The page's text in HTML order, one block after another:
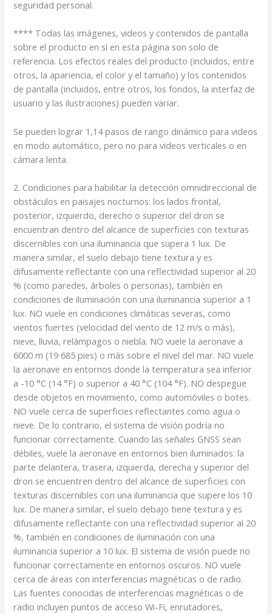
seguridad personal.
**** Todas las imágenes, videos y contenidos de pantalla
sobre el producto en sí en esta página son solo de
referencia. Los efectos reales del producto (incluidos, entre
otros, la apariencia, el color y el tamaño) y los contenidos
de pantalla (incluidos, entre otros, los fondos, la interfaz de
usuario y las ilustraciones) pueden variar.
Se pueden lograr 1,14 pasos de rango dinámico para videos
en modo automático, pero no para videos verticales o en
cámara lenta.
2. Condiciones para habilitar la detección omnidireccional de
obstáculos en paisajes nocturnos: los lados frontal,
posterior, izquierdo, derecho o superior del dron se
encuentran dentro del alcance de superficies con texturas
discernibles con una iluminancia que supera 1 lux. De
manera similar, el suelo debajo tiene textura y es
difusamente reflectante con una reflectividad superior al 20
% (como paredes, árboles o personas), también en
condiciones de iluminación con una iluminancia superior a 1
lux. NO vuele en condiciones climáticas severas, como
vientos fuertes (velocidad del viento de 12 m/s o más),
nieve, lluvia, relámpagos o niebla. NO vuele la aeronave a
6000 m (19 685 pies) o más sobre el nivel del mar. NO vuele
la aeronave en entornos donde la temperatura sea inferior
a -10 °C (14 °F) o superior a 40 °C (104 °F). NO despegue
desde objetos en movimiento, como automóviles o botes.
NO vuele cerca de superficies reflectantes como agua o
nieve. De lo contrario, el sistema de visión podría no
funcionar correctamente. Cuando las señales GNSS sean
débiles, vuele la aeronave en entornos bien iluminados: la
parte delantera, trasera, izquierda, derecha y superior del
dron se encuentren dentro del alcance de superficies con
texturas discernibles con una iluminancia que supere los 10
lux. De manera similar, el suelo debajo tiene textura y es
difusamente reflectante con una reflectividad superior al 20
%, también en condiciones de iluminación con una
iluminancia superior a 10 lux. El sistema de visión puede no
funcionar correctamente en entornos oscuros. NO vuele
cerca de áreas con interferencias magnéticas o de radio.
Las fuentes conocidas de interferencias magnéticas o de
radio incluyen puntos de acceso Wi-Fi, enrutadores,